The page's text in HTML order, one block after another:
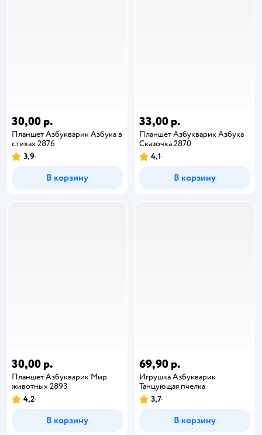
30,00 р.
Планшет Азбукварик Азбука в
стихах 2876
3,9
В корзину
33,00 р.
Планшет Азбукварик Азбука
Сказочка 2870
4,1
В корзину
30,00 р.
Планшет Азбукварик Мир
животных 2893
4,2
В корзину
69,90 р.
Игрушка Азбукварик
Танцующая пчелка
3,7
В корзину